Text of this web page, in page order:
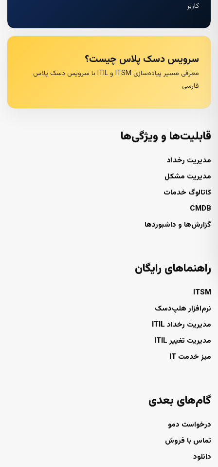
کاربر
سرویس دسک پلاس چیست؟
معرفی مسیر پیاده‌سازی ITSM و ITIL با سرویس دسک پلاس
فارسی
قابلیت‌ها و ویژگی‌ها
مدیریت رخداد
مدیریت مشکل
کاتالوگ خدمات
CMDB
گزارش‌ها و داشبوردها
راهنماهای رایگان
ITSM
نرم‌افزار هلپ‌دسک
مدیریت رخداد ITIL
مدیریت تغییر ITIL
میز خدمت IT
گام‌های بعدی
درخواست دمو
تماس با فروش
دانلود